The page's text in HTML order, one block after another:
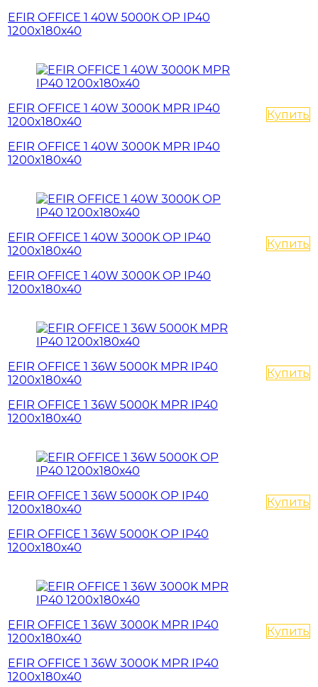
EFIR OFFICE 1 40W 5000К OP IP40
1200x180x40
EFIR OFFICE 1 40W 3000K MPR IP40
1200x180x40
EFIR OFFICE 1 40W 3000K MPR IP40
1200x180x40
Купить
EFIR OFFICE 1 40W 3000K OP IP40
1200x180x40
EFIR OFFICE 1 40W 3000K OP IP40
1200x180x40
Купить
EFIR OFFICE 1 36W 5000К MPR IP40
1200x180x40
EFIR OFFICE 1 36W 5000К MPR IP40
1200x180x40
Купить
EFIR OFFICE 1 36W 5000К OP IP40
1200x180x40
EFIR OFFICE 1 36W 5000К OP IP40
1200x180x40
Купить
EFIR OFFICE 1 36W 3000K MPR IP40
1200x180x40
EFIR OFFICE 1 36W 3000K MPR IP40
1200x180x40
Купить